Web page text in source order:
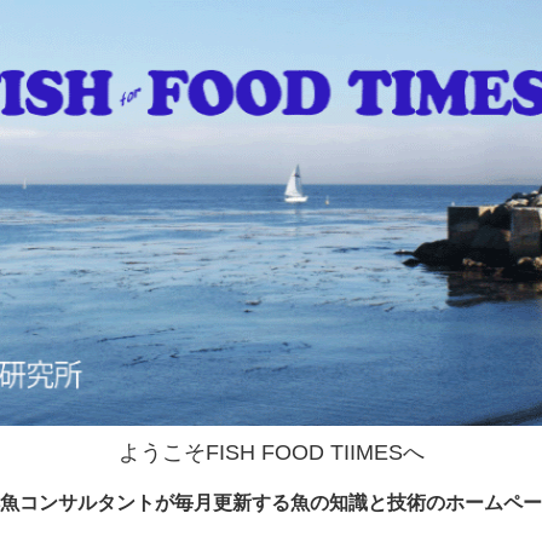
ようこそFISH FOOD TIIMESへ
コンサルタントが毎月更新する魚の知識と技術のホームペ